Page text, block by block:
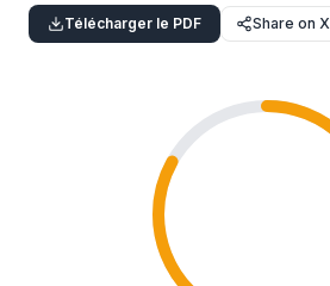
Télécharger le PDF Share on X